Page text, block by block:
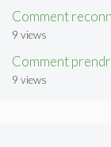
Comment
9 views
Comment
9 views